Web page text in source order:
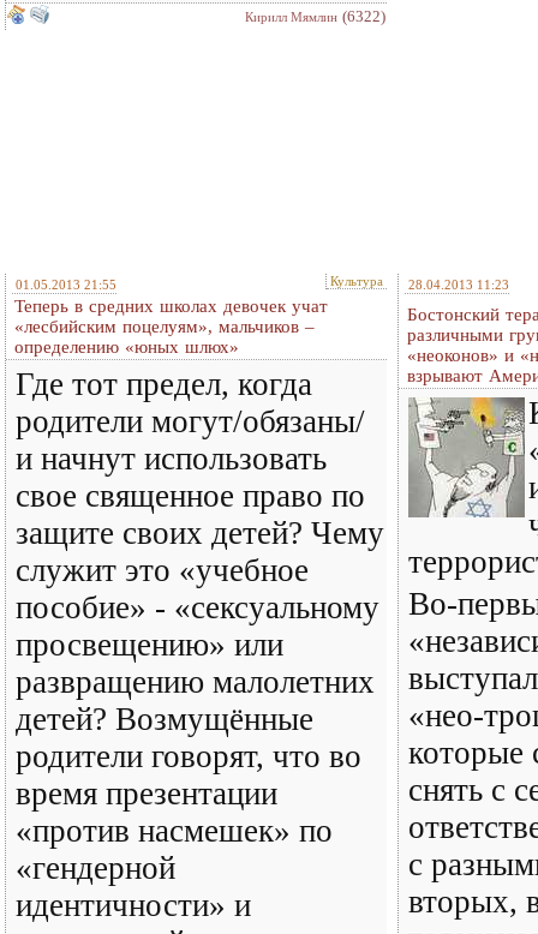
Кирилл Мямлин (6322)
01.05.2013 21:55 Культура
Теперь в средних школах девочек учат
«лесбийским поцелуям», мальчиков –
определению «юных шлюх»
Где тот предел, когда
родители могут/обязаны/
и начнут использовать
свое священное право по
защите своих детей? Чему
служит это «учебное
пособие» - «сексуальному
просвещению» или
развращению малолетних
детей? Возмущённые
родители говорят, что во
время презентации
«против насмешек» по
«гендерной
идентичности» и
28.04.2013 11:23
Бостонский
различными
«неоконов» и
взрывают
Во-
«нео-
которые
снять с
с
вторых,